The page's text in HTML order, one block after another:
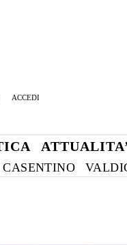
ACCEDI
CASENTINO